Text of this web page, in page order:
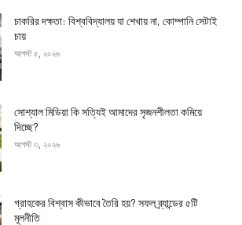
চাকরির দক্ষতা: বিশ্ববিদ্যালয় যা শেখায় না, কোম্পানি সেটাই
চায়
আগস্ট ৫, ২০২৬
সোশ্যাল মিডিয়া কি সত্যিই আমাদের সৃজনশীলতা কমিয়ে
দিচ্ছে?
আগস্ট ৩, ২০২৬
গ্রাহকের বিশ্বাস কীভাবে তৈরি হয়? সফল ব্র্যান্ডের ৫টি
মূলনীতি